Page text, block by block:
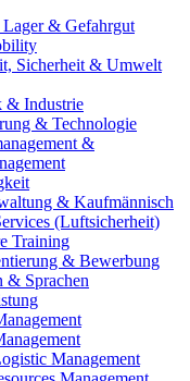
Lager & Gefahrgut
Sicherheit & Umwelt
& Industrie
& Technologie
&
& Kaufmännisch
(Luftsicherheit)
Training
& Bewerbung
& Sprachen
Management